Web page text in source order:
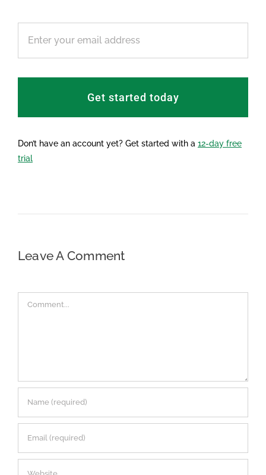
Get started today
Don’t have an account yet? Get started with a 12-day free
trial
Leave A Comment
Comment